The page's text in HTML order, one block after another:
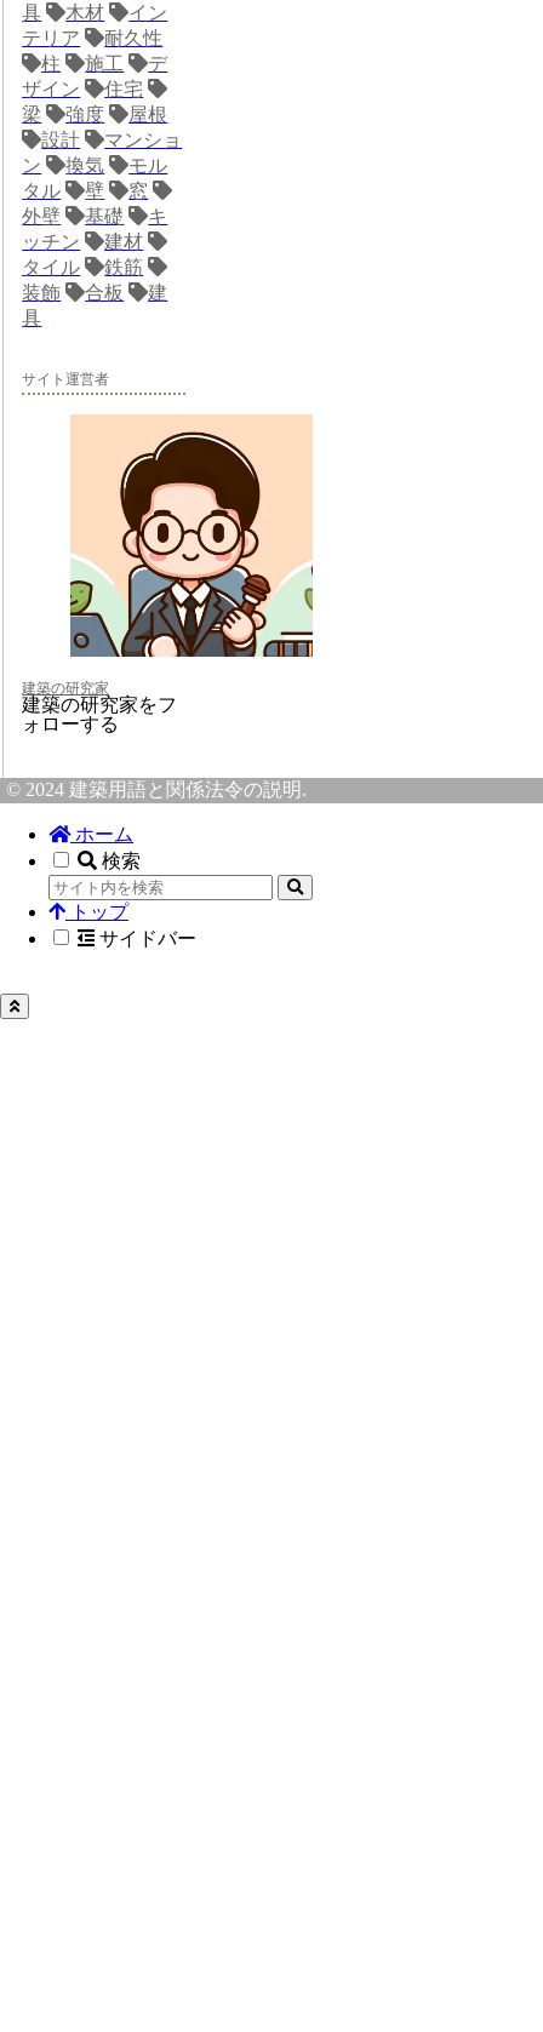
具 木材
イン
テリア
耐久性
柱
施工
デ
ザイン
住宅
梁
強度
屋根
設計
マンショ
ン
換気
モル
タル
壁
窓
外壁
基礎
キ
ッチン
建材
タイル
鉄筋
装飾
合板
建
具
サイト運営者
建築の研究家
建築の研究家をフ
ォローする
© 2024 建築用語と関係法令の説明.
ホーム
検索
トップ
サイドバー